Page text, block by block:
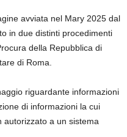
avviata nel Mary 2025 dal
in due distinti procedimenti
della Repubblica di
di Roma.
riguardante informazioni
di informazioni la cui
autorizzato a un sistema